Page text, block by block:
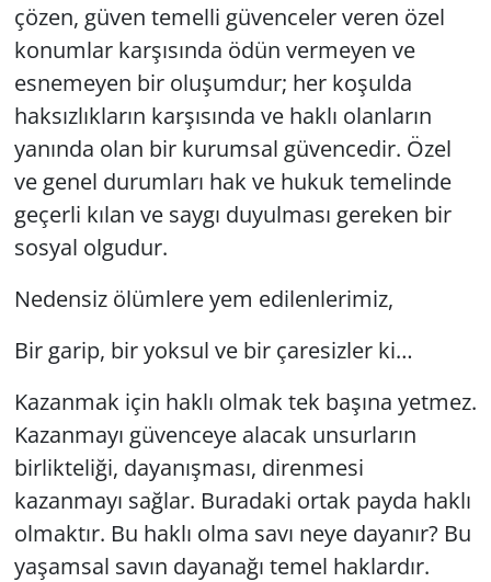
çözen, güven temelli güvenceler veren özel
konumlar karşısında ödün vermeyen ve
esnemeyen bir oluşumdur; her koşulda
haksızlıkların karşısında ve haklı olanların
yanında olan bir kurumsal güvencedir. Özel
ve genel durumları hak ve hukuk temelinde
geçerli kılan ve saygı duyulması gereken bir
sosyal olgudur.
Nedensiz ölümlere yem edilenlerimiz,
Bir garip, bir yoksul ve bir çaresizler ki…
Kazanmak için haklı olmak tek başına yetmez.
Kazanmayı güvenceye alacak unsurların
birlikteliği, dayanışması, direnmesi
kazanmayı sağlar. Buradaki ortak payda haklı
olmaktır. Bu haklı olma savı neye dayanır? Bu
yaşamsal savın dayanağı temel haklardır.
RESMİ İLANLAR
SAĞLIK
SİYASET
SPOR
Yerel